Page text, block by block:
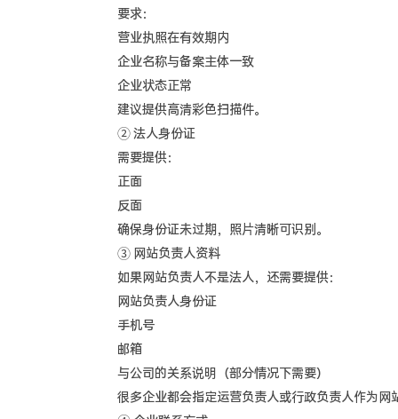
要求：
营业执照在有效期内
企业名称与备案主体一致
企业状态正常
建议提供高清彩色扫描件。
② 法人身份证
需要提供：
正面
反面
确保身份证未过期，照片清晰可识别。
③ 网站负责人资料
如果网站负责人不是法人，还需要提供：
网站负责人身份证
手机号
邮箱
与公司的关系说明（部分情况下需要）
很多企业都会指定运营负责人或行政负责人作为网